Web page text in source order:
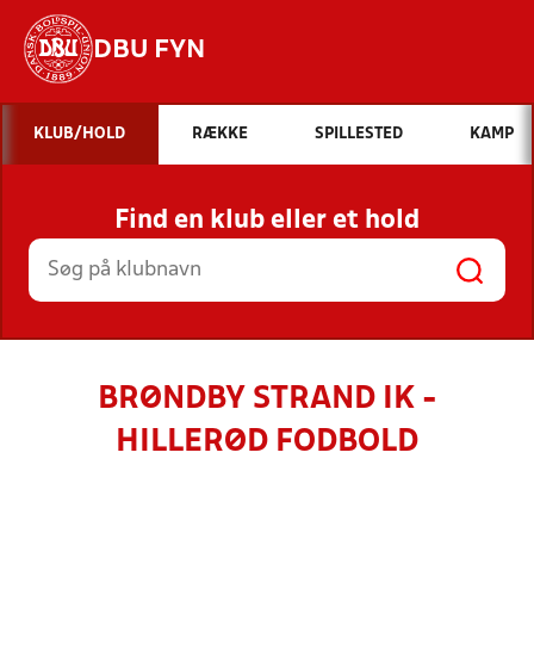
DBU FYN
Hvad vil du søge efter?
INDHOLD OG NYHEDER
STILLINGER, RESULTATER, KLUBBER OG
HOLD
KLUB/HOLD RÆKKE SPILLESTED KAMP
Find en klub eller et hold
BRØNDBY STRAND IK -
HILLERØD FODBOLD